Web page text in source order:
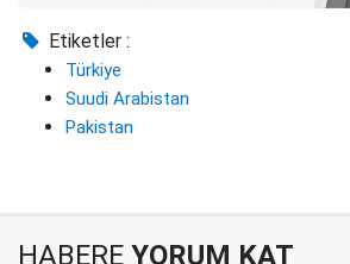
Etiketler :
Türkiye
Suudi Arabistan
Pakistan
HABERE YORUM KAT